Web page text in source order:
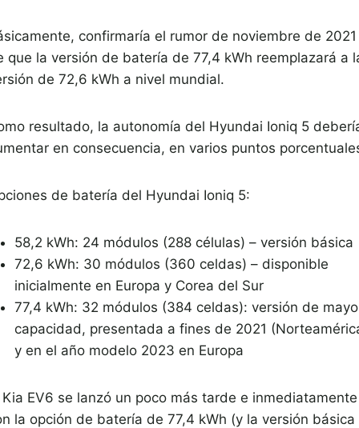
confirmaría el rumor de noviembre de 2021
que la versión de batería de 77,4 kWh reemplazará a
de 72,6 kWh a nivel mundial.
resultado, la autonomía del Hyundai Ioniq 5
en consecuencia, en varios puntos
de batería del Hyundai Ioniq 5:
58,2 kWh: 24 módulos (288 células) – versión básica
72,6 kWh: 30 módulos (360 celdas) – disponible
inicialmente en Europa y Corea del Sur
77,4 kWh: 32 módulos (384 celdas): versión de
capacidad, presentada a fines de 2021
y en el año modelo 2023 en Europa
Kia EV6 se lanzó un poco más tarde e inmediatamente
la opción de batería de 77,4 kWh (y la versión básica